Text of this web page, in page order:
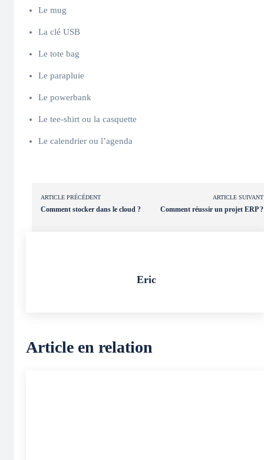
Le mug
La clé USB
Le tote bag
Le parapluie
Le powerbank
Le tee-shirt ou la casquette
Le calendrier ou l’agenda
ARTICLE PRÉCÉDENT
Comment stocker dans le cloud ?
ARTICLE SUIVANT
Comment réussir un projet ERP ?
Eric
Article en relation